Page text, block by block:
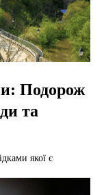
Подорож
та
якої є